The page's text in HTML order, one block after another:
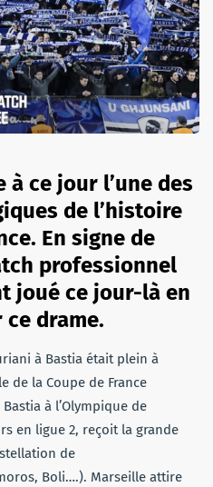
à ce jour l’une des
de l’histoire
En signe de
professionnel
joué ce jour-là en
ce drame.
à Bastia était plein à
de la Coupe de France
à l’Olympique de
en ligue 2, reçoit la grande
de
Boli….). Marseille attire